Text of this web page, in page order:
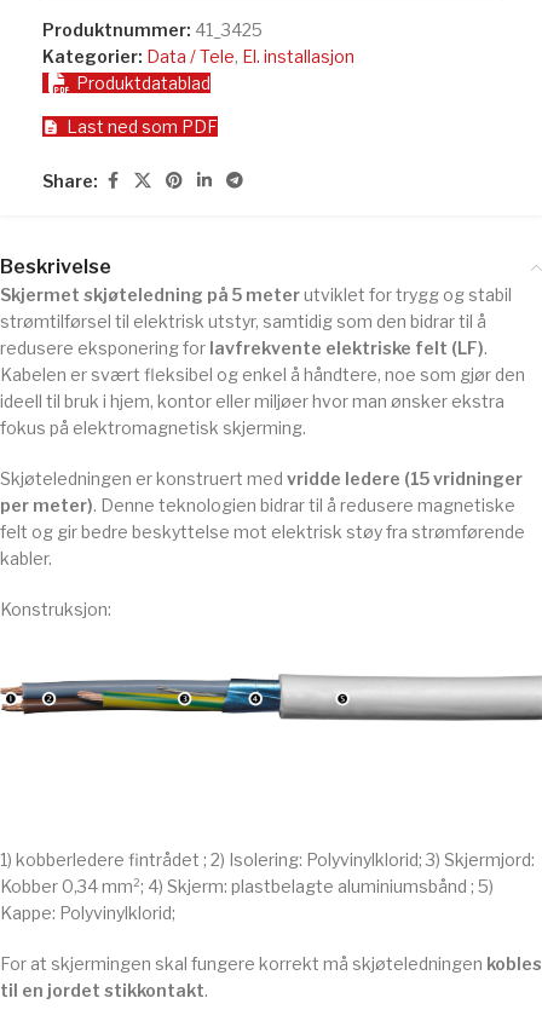
Produktnummer: 41_3425
Kategorier: Data / Tele, El. installasjon
Produktdatablad
Last ned som PDF
Share:
Beskrivelse
Skjermet skjøteledning på 5 meterutviklet for trygg og stabil
strømtilførsel til elektrisk utstyr, samtidig som den bidrar til å
redusere eksponering for lavfrekvente elektriske felt (LF).
Kabelen er svært fleksibel og enkel å håndtere, noe som gjør den
ideell til bruk i hjem, kontor eller miljøer hvor man ønsker ekstra
fokus på elektromagnetisk skjerming.
Skjøteledningen er konstruert med vridde ledere (15 vridninger
per meter). Denne teknologien bidrar til å redusere magnetiske
felt og gir bedre beskyttelse mot elektrisk støy fra strømførende
kabler.
Konstruksjon:
1) kobberledere fintrådet ; 2) Isolering: Polyvinylklorid; 3) Skjermjord:
Kobber 0,34 mm²; 4) Skjerm: plastbelagte aluminiumsbånd ; 5)
Kappe: Polyvinylklorid;
For at skjermingen skal fungere korrekt må skjøteledningen kobles
til en jordet stikkontakt.